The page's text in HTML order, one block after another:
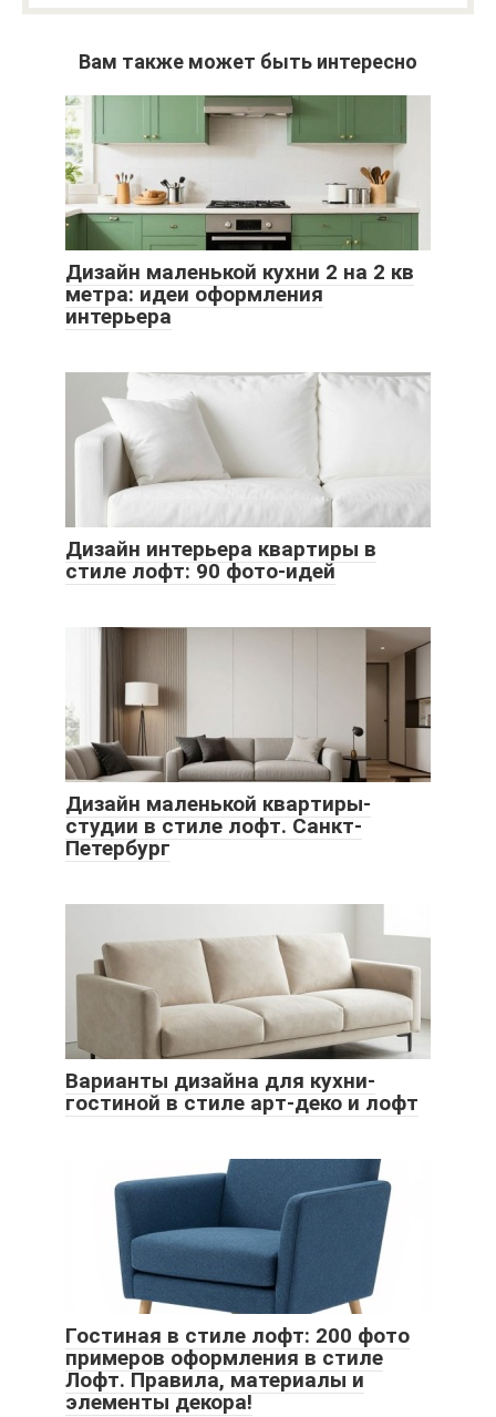
Вам также может быть интересно
Дизайн маленькой кухни 2 на 2 кв
метра: идеи оформления
интерьера
Дизайн интерьера квартиры в
стиле лофт: 90 фото-идей
Дизайн маленькой квартиры-
студии в стиле лофт. Санкт-
Петербург
Варианты дизайна для кухни-
гостиной в стиле арт-деко и лофт
Гостиная в стиле лофт: 200 фото
примеров оформления в стиле
Лофт. Правила, материалы и
элементы декора!